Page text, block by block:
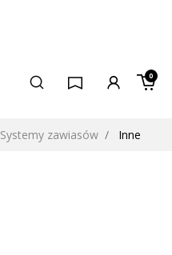
0
Systemy zawiasów Inne